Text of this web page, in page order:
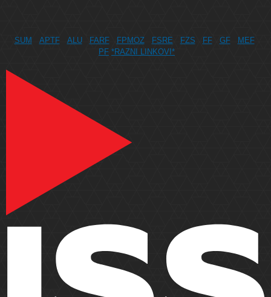
SUM APTF ALU FARF FPMOZ FSRE FZS FF GF
MEF
PF *RAZNI LINKOVI*